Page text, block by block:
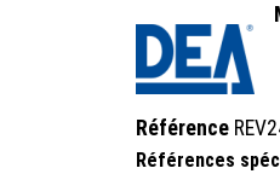
Référence
Références